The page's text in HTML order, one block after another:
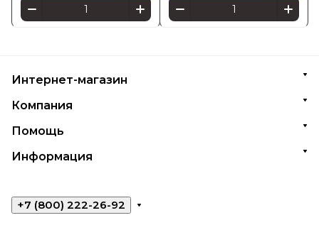
Интернет-магазин
Компания
Помощь
Информация
+7 (800) 222-26-92